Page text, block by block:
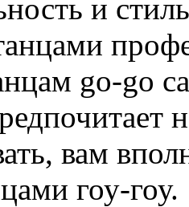
и
go-go
вам
гоу-гоу.